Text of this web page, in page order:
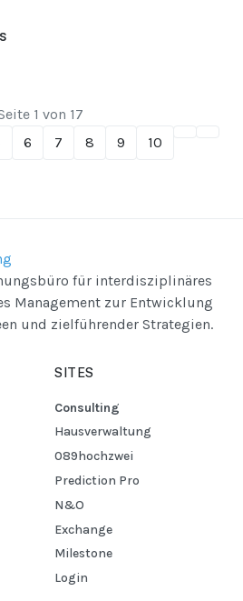
6 7 8 9 10
1 von 17
für interdisziplinäres
Management zur Entwicklung
und zielführender Strategien.
SITES
Consulting
Hausverwaltung
089hochzwei
Prediction Pro
N&O
Exchange
Milestone
Login